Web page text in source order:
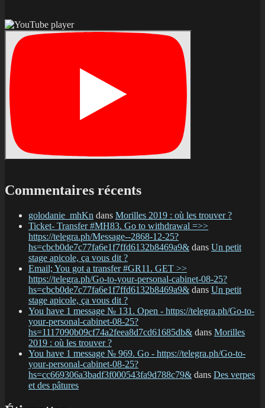
Commentaires récents
golodanie_mhKn dans Morilles 2019 : où les trouver ?
Ticket- Transfer #MH83. Go to withdrawal =>>
https://telegra.ph/Message--2868-12-25?
hs=cbcb0de7c77fa6e1f7ffd6132b8469a9& dans Un petit
stage apicole, ça vous dit ?
Email; You got a transfer #GR11. GET >>
https://telegra.ph/Go-to-your-personal-cabinet-08-25?
hs=cbcb0de7c77fa6e1f7ffd6132b8469a9& dans Un petit
stage apicole, ça vous dit ?
You have 1 message № 131. Open - https://telegra.ph/Go-to-
your-personal-cabinet-08-25?
hs=1117090b09cf74a2feea8d7cd61685db& dans Morilles
2019 : où les trouver ?
You have 1 message № 969. Go - https://telegra.ph/Go-to-
your-personal-cabinet-08-25?
hs=cc669306a3badf3f000543fa9d788c79& dans Des verpes
et des pâtures